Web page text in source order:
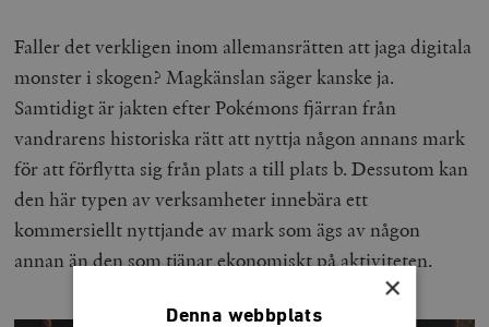
Faller det verkligen inom allemansrätten att jaga digitala
monster i skogen? Magkänslan säger kanske ja.
Samtidigt är jakten efter Pokémons fjärran från
vandrarens historiska rätt att nyttja någon annans mark
för att förflytta sig från plats a till plats b. Dessutom kan
den här typen av verksamheter innebära ett
kommersiellt nyttjande av mark som ägs av någon
annan än den som tjänar ekonomiskt på aktiviteten.
×
Denna webbplats